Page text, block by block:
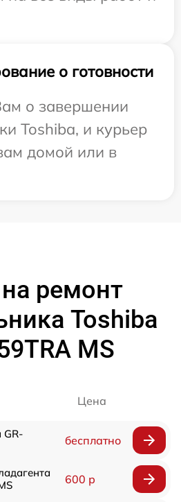
о готовности
о завершении
Toshiba, и курьер
домой или в
ремонт
Toshiba
MS
Цена
GR-
бесплатно
600 р